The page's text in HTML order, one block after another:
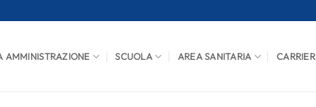
AMMINISTRAZIONE SCUOLA AREA SANITARIA